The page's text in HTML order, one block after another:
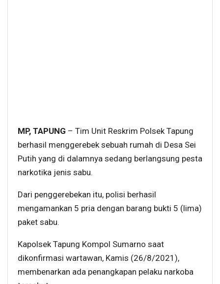
MP, TAPUNG – Tim Unit Reskrim Polsek Tapung
berhasil menggerebek sebuah rumah di Desa Sei
Putih yang di dalamnya sedang berlangsung pesta
narkotika jenis sabu.
Dari penggerebekan itu, polisi berhasil
mengamankan 5 pria dengan barang bukti 5 (lima)
paket sabu.
Kapolsek Tapung Kompol Sumarno saat
dikonfirmasi wartawan, Kamis (26/8/2021),
membenarkan ada penangkapan pelaku narkoba